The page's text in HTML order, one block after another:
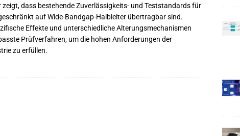
autonome Uber-Fahrten in London BRANCHEN-NEWS
kräftig – Auftragseingänge erreichen Rekordniveau
zeigt, dass bestehende Zuverlässigkeits- und Teststandards für
auf Wide-Bandgap-Halbleiter übertragbar sind.
Effekte und unterschiedliche Alterungsmechanismen
Prüfverfahren, um die hohen Anforderungen der
zu erfüllen.